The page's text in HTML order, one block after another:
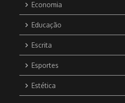
Economia
Educação
Escrita
Esportes
Estética